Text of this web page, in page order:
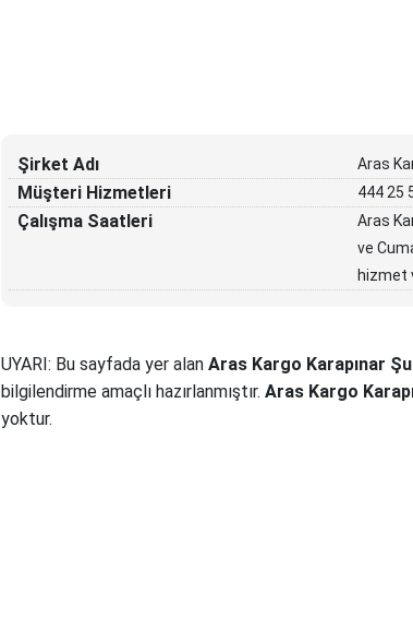
Şirket Adı Aras
Müşteri Hizmetleri 444 25
Çalışma Saatleri
Aras
ve
hizmet
UYARI: Bu sayfada yer alan Aras Kargo Karapınar
bilgilendirme amaçlı hazırlanmıştır. Aras Kargo
yoktur.